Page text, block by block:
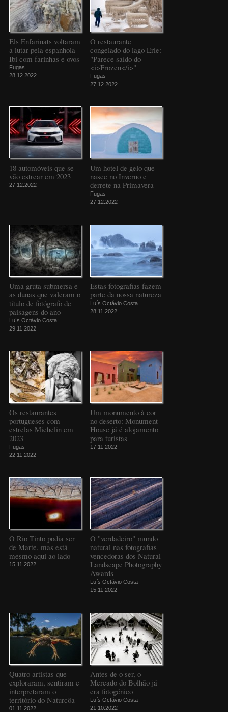
Els Enfarinats voltaram
a lutar pela espanhola
Ibi com farinhas e ovos
Fugas
28.12.2022
O restaurante
congelado do lago Erie:
"Parece saído do
<i>Frozen</i>"
Fugas
27.12.2022
18 automóveis que se
vão estrear em 2023
27.12.2022
Um hotel de gelo que
nasce no Inverno e
derrete na Primavera
Fugas
27.12.2022
Uma gruta submersa e
as dunas que valeram o
título de fotógrafo de
paisagens do ano
Luís Octávio Costa
29.11.2022
Estas fotografias fazem
parte da nossa natureza
Luís Octávio Costa
28.11.2022
Os restaurantes
portugueses com
estrelas Michelin em
2023
Fugas
22.11.2022
Um monumento à cor
no deserto: Monument
House já é alojamento
para turistas
17.11.2022
O Rio Tinto podia ser
de Marte, mas está
mesmo aqui ao lado
15.11.2022
O "verdadeiro" mundo
natural nas fotografias
vencedoras dos Natural
Landscape Photography
Awards
Luís Octávio Costa
15.11.2022
Quatro artistas que
exploraram, sentiram e
interpretaram o
território do Naturcôa
01.11.2022
Antes de o ser, o
Mercado do Bolhão já
era fotogénico
Luís Octávio Costa
21.10.2022